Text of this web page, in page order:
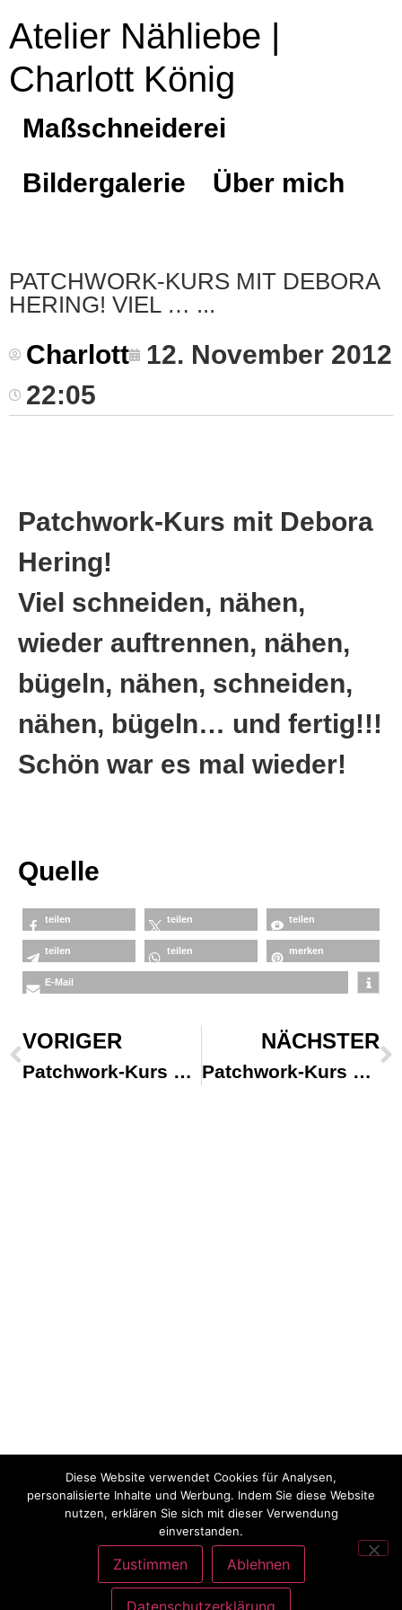
Atelier Nähliebe |
Charlott König
Maßschneiderei
Bildergalerie
Über mich
PATCHWORK-KURS MIT DEBORA
HERING! VIEL …
Charlott
12. November 2012
22:05
Patchwork-Kurs mit Debora
Hering!
Viel schneiden, nähen,
wieder auftrennen, nähen,
bügeln, nähen, schneiden,
nähen, bügeln… und fertig!!!
Schön war es mal wieder!
Quelle
teilen teilen teilen
teilen teilen merken
E-Mail
VORIGER
Patchwork-Kurs mit Debora Hering! Viel …
NÄCHSTER
Patchwork-Kurs mit Debora Hering! Viel …
Diese Website verwendet Cookies für Analysen,
personalisierte Inhalte und Werbung. Indem Sie diese Website
nutzen, erklären Sie sich mit dieser Verwendung
einverstanden.
Zustimmen Ablehnen
Datenschutzerklärung